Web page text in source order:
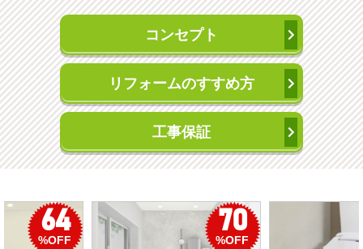
コンセプト
リフォームのすすめ方
工事保証
50 56
%OFF